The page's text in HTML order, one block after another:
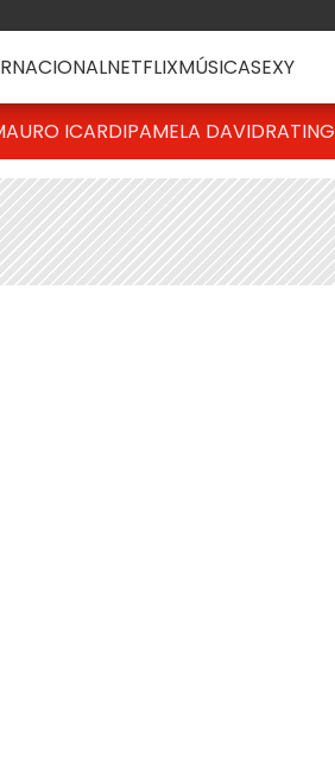
NETFLIXMÚSICASEXY
ICARDIPAMELA DAVIDRATING